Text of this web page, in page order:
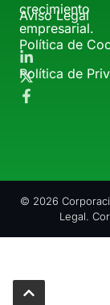
crecimiento
empresarial.
Aviso Legal
Política de
Política de
© 2026
Legal.